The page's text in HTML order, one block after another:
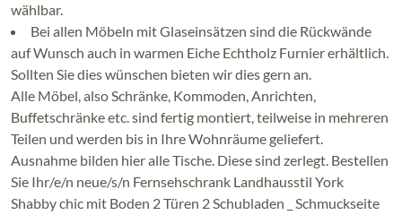
wählbar.
Bei allen Möbeln mit Glaseinsätzen sind die Rückwände
auf Wunsch auch in warmen Eiche Echtholz Furnier erhältlich.
Sollten Sie dies wünschen bieten wir dies gern an.
Alle Möbel, also Schränke, Kommoden, Anrichten,
Buffetschränke etc. sind fertig montiert, teilweise in mehreren
Teilen und werden bis in Ihre Wohnräume geliefert.
Ausnahme bilden hier alle Tische. Diese sind zerlegt. Bestellen
Sie Ihr/e/n neue/s/n Fernsehschrank Landhausstil York
Shabby chic mit Boden 2 Türen 2 Schubladen _ Schmuckseite